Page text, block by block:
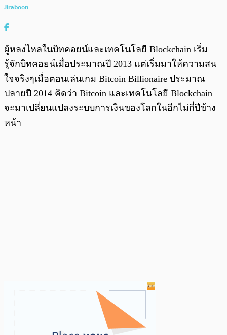
Jiraboon
ผู้หลงไหลในบิทคอยน์และเทคโนโลยี Blockchain เริ่ม
รู้จักบิทคอยน์เมื่อประมาณปี 2013 แต่เริ่มมาให้ความสน
ใจจริงๆเมื่อตอนเล่นเกม Bitcoin Billionaire ประมาณ
ปลายปี 2014 คิดว่า Bitcoin และเทคโนโลยี Blockchain
จะมาเปลี่ยนแปลงระบบการเงินของโลกในอีกไม่กี่ปีข้าง
หน้า